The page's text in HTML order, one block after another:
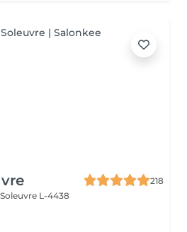
218
Soleuvre L-4438